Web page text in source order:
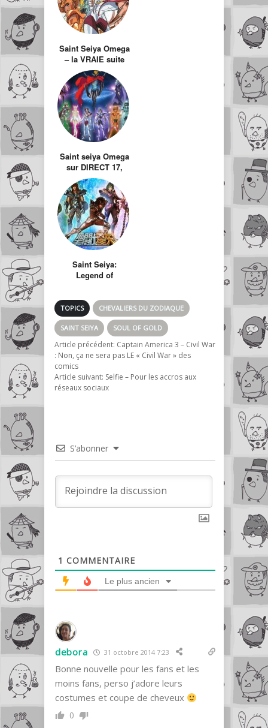
Saint Seiya Omega
– la VRAIE suite
des Chevaliers du
Zodiaque
Saint seiya Omega
sur DIRECT 17,
renouveau du
mythe des années
80 – 90 ?
Saint Seiya:
Legend of
CGI… j’ai peur !
TOPICS CHEVALIERS DU ZODIAQUE
SAINT SEIYA SOUL OF GOLD
Article précédent: Captain America 3 – Civil War
: Non, ça ne sera pas LE « Civil War » des
comics
Article suivant: Selfie – Pour les accros aux
réseaux sociaux
S’abonner
1 COMMENTAIRE
Le plus ancien
debora 31 octobre 2014 7:23
Bonne nouvelle pour les fans et les
moins fans, perso j’adore leurs
costumes et coupe de cheveux
0